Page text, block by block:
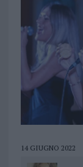
14 GIUGNO 2022